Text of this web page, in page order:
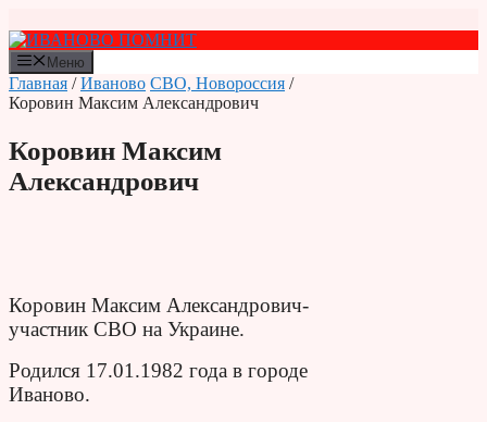
к
содержимому
Меню
Главная /Иваново СВО, Новороссия /
Коровин Максим Александрович
Коровин Максим
Александрович
Коровин Максим Александрович-
участник СВО на Украине.
Родился 17.01.1982 года в городе
Иваново.